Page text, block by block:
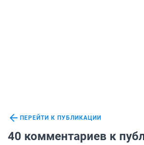
ПЕРЕЙТИ К ПУБЛИКАЦИИ
40 комментариев к